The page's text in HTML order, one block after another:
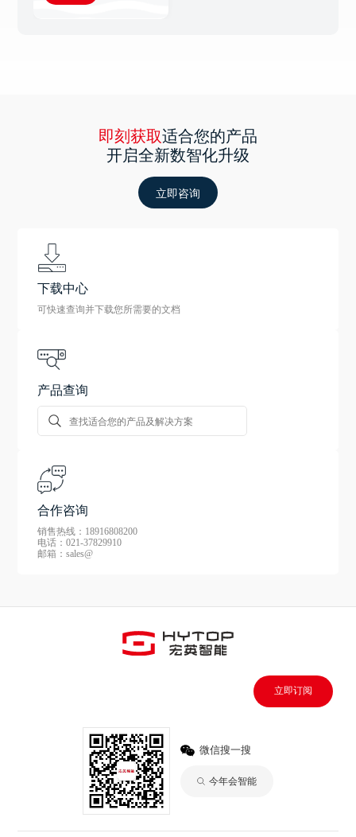
即刻获取适合您的产品
开启全新数智化升级
立即咨询
下载中心
可快速查询并下载您所需要的文档
产品查询
合作咨询
销售热线：18916808200
电话：021-37829910
邮箱：sales@
立即订阅
微信搜一搜
今年会智能